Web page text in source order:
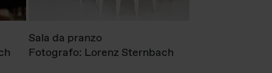
Sala da pranzo
Fotografo: Lorenz Sternbach